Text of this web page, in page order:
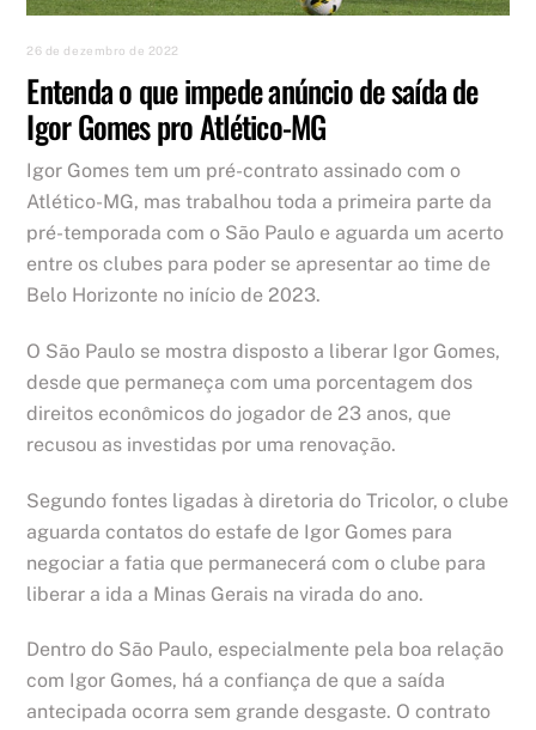
26 de dezembro de 2022
Entenda o que impede anúncio de saída de
Igor Gomes pro Atlético-MG
Igor Gomes tem um pré-contrato assinado com o
Atlético-MG, mas trabalhou toda a primeira parte da
pré-temporada com o São Paulo e aguarda um acerto
entre os clubes para poder se apresentar ao time de
Belo Horizonte no início de 2023.
O São Paulo se mostra disposto a liberar Igor Gomes,
desde que permaneça com uma porcentagem dos
direitos econômicos do jogador de 23 anos, que
recusou as investidas por uma renovação.
Segundo fontes ligadas à diretoria do Tricolor, o clube
aguarda contatos do estafe de Igor Gomes para
negociar a fatia que permanecerá com o clube para
liberar a ida a Minas Gerais na virada do ano.
Dentro do São Paulo, especialmente pela boa relação
com Igor Gomes, há a confiança de que a saída
antecipada ocorra sem grande desgaste. O contrato